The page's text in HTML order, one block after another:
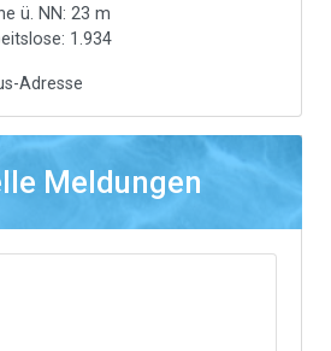
ü. NN: 23 m
1.934
Adresse
Meldungen